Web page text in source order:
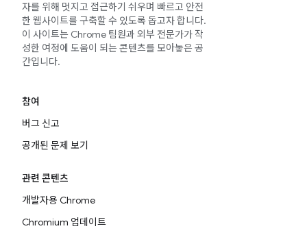
자를 위해 멋지고 접근하기 쉬우며 빠르고 안전
한 웹사이트를 구축할 수 있도록 돕고자 합니다.
이 사이트는 Chrome 팀원과 외부 전문가가 작
성한 여정에 도움이 되는 콘텐츠를 모아놓은 공
간입니다.
참여
버그 신고
공개된 문제 보기
관련 콘텐츠
개발자용 Chrome
Chromium 업데이트